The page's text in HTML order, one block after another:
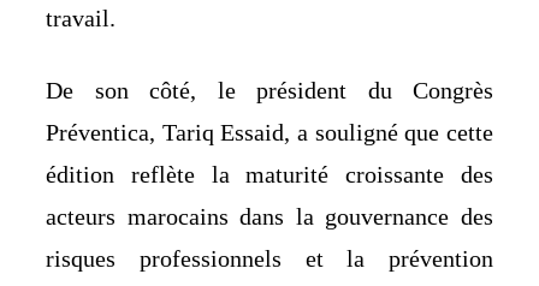
travail.
De son côté, le président du Congrès
Préventica, Tariq Essaid, a souligné que cette
édition reflète la maturité croissante des
acteurs marocains dans la gouvernance des
risques professionnels et la prévention